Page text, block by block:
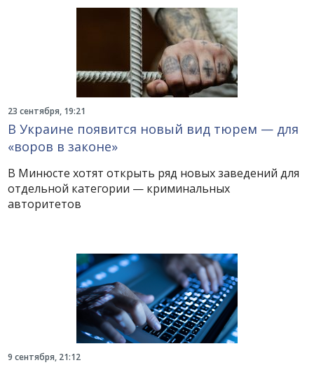
23 сентября, 19:21
В Украине появится новый вид тюрем — для
«воров в законе»
В Минюсте хотят открыть ряд новых заведений для
отдельной категории — криминальных
авторитетов
9 сентября, 21:12